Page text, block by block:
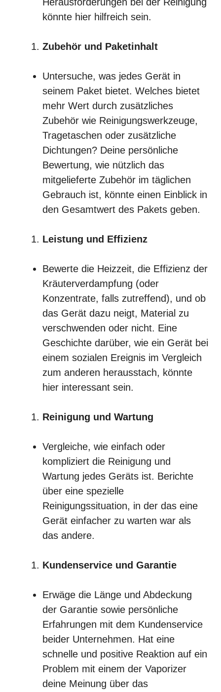
könnte hier hilfreich sein.
Zubehör und Paketinhalt
Untersuche, was jedes Gerät in
seinem Paket bietet. Welches bietet
mehr Wert durch zusätzliches
Zubehör wie Reinigungswerkzeuge,
Tragetaschen oder zusätzliche
Dichtungen? Deine persönliche
Bewertung, wie nützlich das
mitgelieferte Zubehör im täglichen
Gebrauch ist, könnte einen Einblick in
den Gesamtwert des Pakets geben.
Leistung und Effizienz
Bewerte die Heizzeit, die Effizienz der
Kräuterverdampfung (oder
Konzentrate, falls zutreffend), und ob
das Gerät dazu neigt, Material zu
verschwenden oder nicht. Eine
Geschichte darüber, wie ein Gerät bei
einem sozialen Ereignis im Vergleich
zum anderen herausstach, könnte
hier interessant sein.
Reinigung und Wartung
Vergleiche, wie einfach oder
kompliziert die Reinigung und
Wartung jedes Geräts ist. Berichte
über eine spezielle
Reinigungssituation, in der das eine
Gerät einfacher zu warten war als
das andere.
Kundenservice und Garantie
Erwäge die Länge und Abdeckung
der Garantie sowie persönliche
Erfahrungen mit dem Kundenservice
beider Unternehmen. Hat eine
schnelle und positive Reaktion auf ein
Problem mit einem der Vaporizer
deine Meinung über das